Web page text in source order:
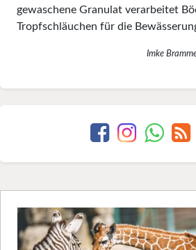
gewaschene Granulat verarbeitet
Tropfschläuchen für die
Imke